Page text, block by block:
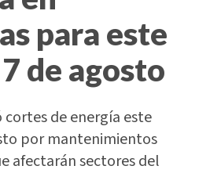
para este
de agosto
cortes de energía este
por mantenimientos
afectarán sectores del